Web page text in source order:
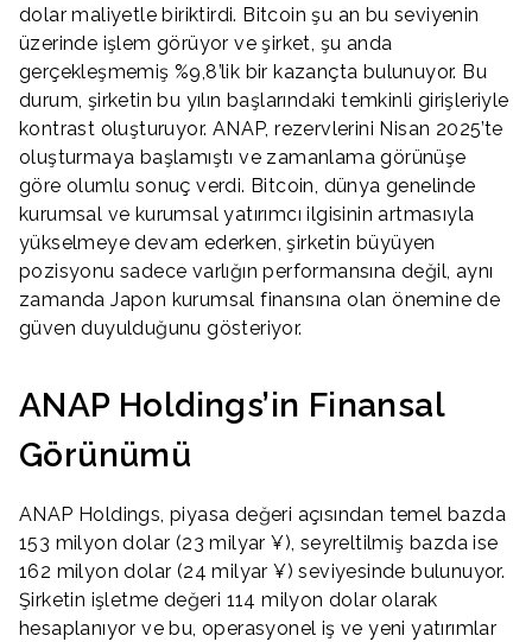
dolar maliyetle biriktirdi. Bitcoin şu an bu seviyenin
üzerinde işlem görüyor ve şirket, şu anda
gerçekleşmemiş %9,8’lik bir kazançta bulunuyor. Bu
durum, şirketin bu yılın başlarındaki temkinli girişleriyle
kontrast oluşturuyor. ANAP, rezervlerini Nisan 2025’te
oluşturmaya başlamıştı ve zamanlama görünüşe
göre olumlu sonuç verdi. Bitcoin, dünya genelinde
kurumsal ve kurumsal yatırımcı ilgisinin artmasıyla
yükselmeye devam ederken, şirketin büyüyen
pozisyonu sadece varlığın performansına değil, aynı
zamanda Japon kurumsal finansına olan önemine de
güven duyulduğunu gösteriyor.
ANAP Holdings’in Finansal
Görünümü
ANAP Holdings, piyasa değeri açısından temel bazda
153 milyon dolar (23 milyar ¥), seyreltilmiş bazda ise
162 milyon dolar (24 milyar ¥) seviyesinde bulunuyor.
Şirketin işletme değeri 114 milyon dolar olarak
hesaplanıyor ve bu, operasyonel iş ve yeni yatırımlar